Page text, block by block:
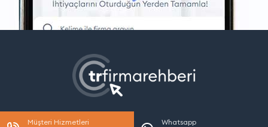
Müşteri Hizmetleri Whatsapp